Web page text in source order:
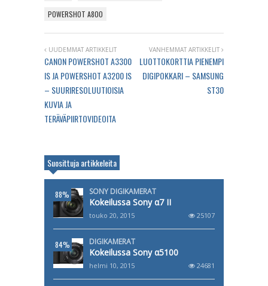
POWERSHOT A800
UUDEMMAT ARTIKKELIT
CANON POWERSHOT A3300
IS JA POWERSHOT A3200 IS
– SUURIRESOLUUTIOISIA
KUVIA JA
TERÄVÄPIIRTOVIDEOITA
VANHEMMAT ARTIKKELIT
LUOTTOKORTTIA PIENEMPI
DIGIPOKKARI – SAMSUNG
ST30
Suosittuja artikkeleita
88% SONY DIGIKAMERAT
Kokeilussa Sony α7 II
touko 20, 2015 25107
84% DIGIKAMERAT
Kokeilussa Sony α5100
helmi 10, 2015 24681